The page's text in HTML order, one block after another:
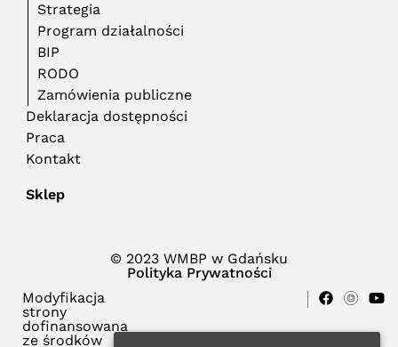
Strategia
Program działalności
BIP
RODO
Zamówienia publiczne
Deklaracja dostępności
Praca
Kontakt
Sklep
© 2023 WMBP w Gdańsku
Polityka Prywatności
Modyfikacja
strony
dofinansowana
ze środków